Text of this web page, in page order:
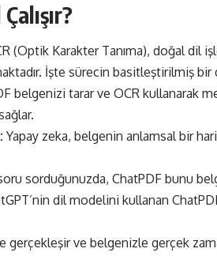
(Optik Karakter Tanıma), doğal dil
İşte sürecin basitleştirilmiş bir
belgenizi tarar ve OCR kullanarak
Yapay zeka, belgenin anlamsal bir
sorduğunuzda, ChatPDF bunu
dil modelini kullanan
gerçekleşir ve belgenizle gerçek